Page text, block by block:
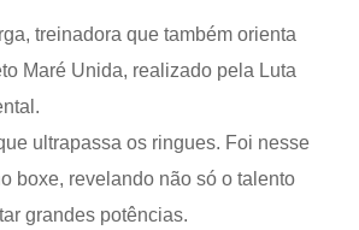
treinadora que também orienta
Maré Unida, realizado pela Luta
ultrapassa os ringues. Foi nesse
boxe, revelando não só o talento
grandes potências.